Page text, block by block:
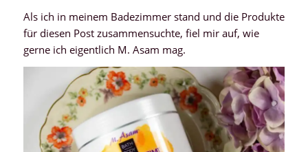
Als ich in meinem Badezimmer stand und die Produkte
für diesen Post zusammensuchte, fiel mir auf, wie
gerne ich eigentlich M. Asam mag.